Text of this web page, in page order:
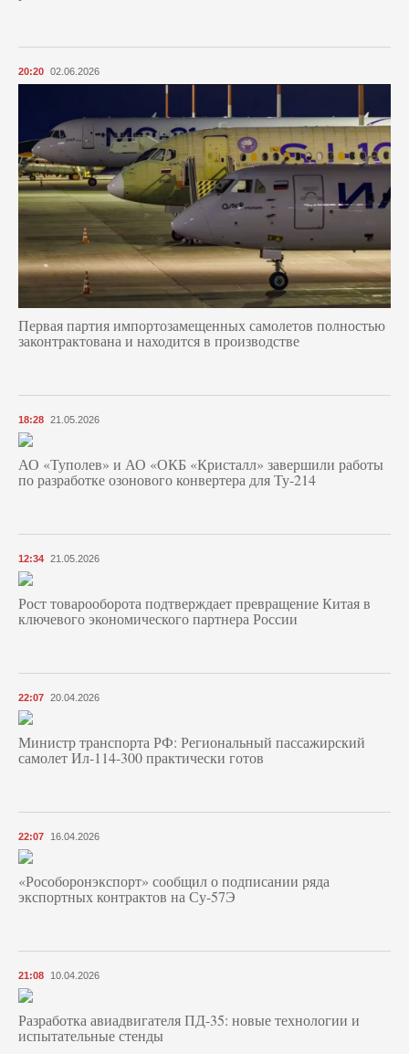
20:20 02.06.2026
Первая партия импортозамещенных самолетов полностью
законтрактована и находится в производстве
18:28 21.05.2026
АО «Туполев» и АО «ОКБ «Кристалл» завершили работы
по разработке озонового конвертера для Ту-214
12:34 21.05.2026
Рост товарооборота подтверждает превращение Китая в
ключевого экономического партнера России
22:07 20.04.2026
Министр транспорта РФ: Региональный пассажирский
самолет Ил-114-300 практически готов
22:07 16.04.2026
«Рособоронэкспорт» сообщил о подписании ряда
экспортных контрактов на Су-57Э
21:08 10.04.2026
Разработка авиадвигателя ПД-35: новые технологии и
испытательные стенды